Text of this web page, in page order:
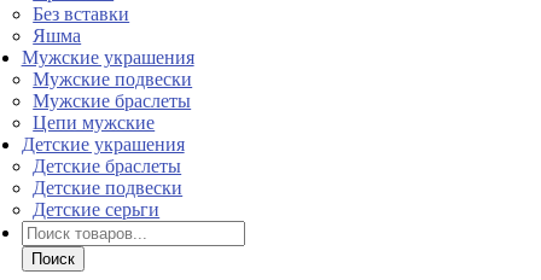
Без вставки
Яшма
Мужские украшения
Мужские подвески
Мужские браслеты
Цепи мужские
Детские украшения
Детские браслеты
Детские подвески
Детские серьги
Поиск
товаров
Поиск